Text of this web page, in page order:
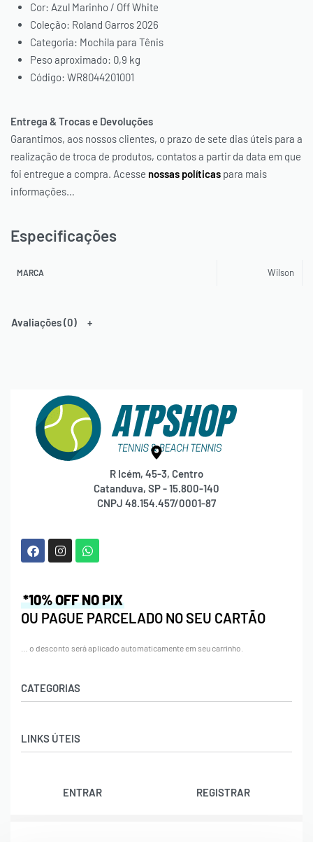
Cor: Azul Marinho / Off White
Coleção: Roland Garros 2026
Categoria: Mochila para Tênis
Peso aproximado: 0,9 kg
Código: WR8044201001
Entrega & Trocas e Devoluções
Garantimos, aos nossos clientes, o prazo de sete dias úteis para a
realização de troca de produtos, contatos a partir da data em que
foi entregue a compra. Acesse nossas políticas para mais
informações…
Especificações
MARCA Wilson
Avaliações (0)
R Icém, 45-3, Centro
Catanduva, SP - 15.800-140
CNPJ 48.154.457/0001-87
CATEGORIAS
Bolas
LINKS ÚTEIS
Trocas e Devoluções
ENTRAR REGISTRAR
*10% OFF NO PIX
OU PAGUE PARCELADO NO SEU CARTÃO
… o desconto será aplicado automaticamente em seu carrinho.